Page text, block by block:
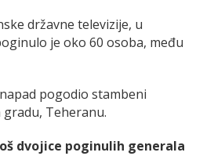
državne televizije, u
je oko 60 osoba, među
pogodio stambeni
Teheranu.
dvojice poginulih generala